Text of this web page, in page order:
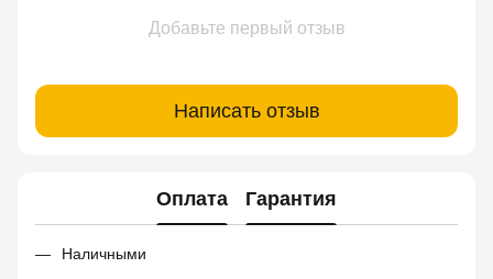
Добавьте первый отзыв
Написать отзыв
Оплата Гарантия
Наличными